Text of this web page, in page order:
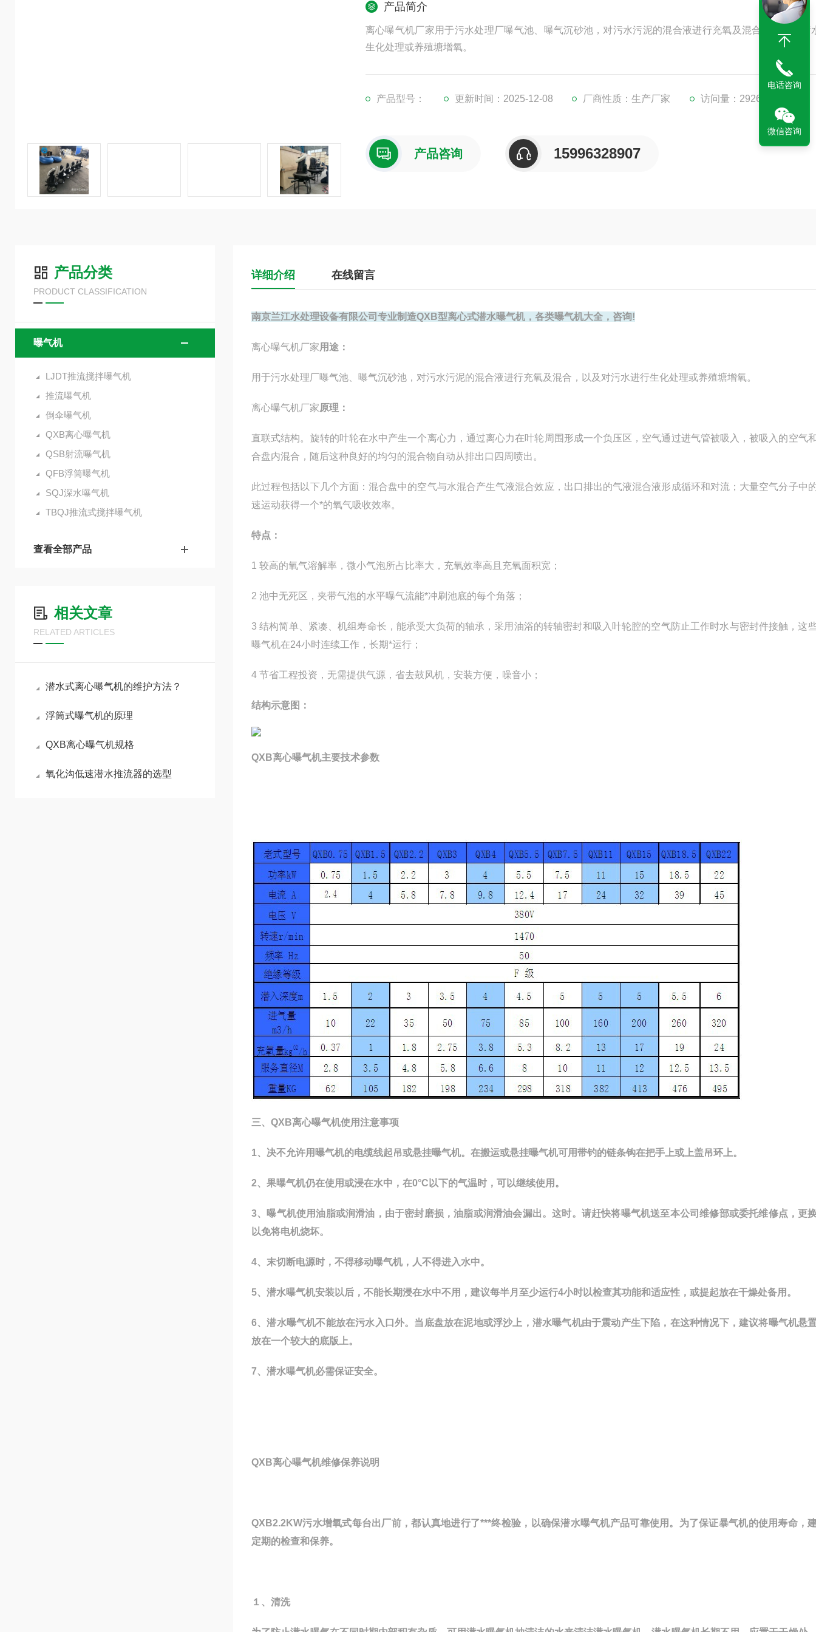
产品简介
离心曝气机厂家用于污水处理厂曝气池、曝气沉砂池，对污水污泥的混合液进行充氧及混合，以及对污
生化处理或养殖塘增氧。
产品型号： 更新时间：2025-12-08 厂商性质：生产厂家 访问量：2926
产品咨询 15996328907
产品分类
PRODUCT CLASSIFICATION
曝气机
LJDT推流搅拌曝气机
推流曝气机
倒伞曝气机
QXB离心曝气机
QSB射流曝气机
QFB浮筒曝气机
SQJ深水曝气机
TBQJ推流式搅拌曝气机
查看全部产品
相关文章
RELATED ARTICLES
潜水式离心曝气机的维护方法？
浮筒式曝气机的原理
QXB离心曝气机规格
氧化沟低速潜水推流器的选型
详细介绍 在线留言
南京兰江水处理设备有限公司专业制造QXB型离心式潜水曝气机 ，各类曝气机大全，咨询!
离心曝气机厂家用途：
用于污水处理厂曝气池、曝气沉砂池，对污水污泥的混合液进行充氧及混合，以及对污水进行生化处理或养殖塘增氧。
离心曝气机厂家原理：
直联式结构。旋转的叶轮在水中产生一个离心力，通过离心力在叶轮周围形成一个负压区，空气通过进气管被吸入，被吸入的空气
合盘内混合，随后这种良好的均匀的混合物自动从排出口四周喷出。
此过程包括以下几个方面：混合盘中的空气与水混合产生气液混合效应，出口排出的气液混合液形成循环和对流；大量空气分子中
速运动获得一个*的氧气吸收效率。
特点：
1 较高的氧气溶解率，微小气泡所占比率大，充氧效率高且充氧面积宽；
2 池中无死区，夹带气泡的水平曝气流能*冲刷池底的每个角落；
3 结构简单、紧凑、机组寿命长，能承受大负荷的轴承，采用油浴的转轴密封和吸入叶轮腔的空气防止工作时水与密封件接触，这
曝气机在24小时连续工作，长期*运行；
4 节省工程投资，无需提供气源，省去鼓风机，安装方便，噪音小；
结构示意图：
QXB离心曝气机主要技术参数
三、 QXB离心曝气机使用注意事项
1、决不允许用曝气机的电缆线起吊或悬挂曝气机。在搬运或悬挂曝气机可用带钓的链条钩在把手上或上盖吊环上。
2、果曝气机仍在使用或浸在水中，在0°C以下的气温时，可以继续使用。
3、曝气机使用油脂或润滑油，由于密封磨损，油脂或润滑油会漏出。这时。请赶快将曝气机送至本公司维修部或委托维修点，更
以免将电机烧坏。
4、末切断电源时，不得移动曝气机，人不得进入水中。
5、潜水曝气机安装以后，不能长期浸在水中不用，建议每半月至少运行4小时以检查其功能和适应性，或提起放在干燥处备用。
6、潜水曝气机不能放在污水入口外。当底盘放在泥地或浮沙上，潜水曝气机由于震动产生下陷，在这种情况下，建议将曝气机悬
放在一个较大的底版上。
7、潜水曝气机必需保证安全。
QXB离心曝气机维修保养说明
QXB2.2KW污水增氧式每台出厂前，都认真地进行了***终检验，以确保潜水曝气机产品可靠使用。为了保证暴气机的使用寿命，
定期的检查和保养。
１、清洗
电话咨询
微信咨询